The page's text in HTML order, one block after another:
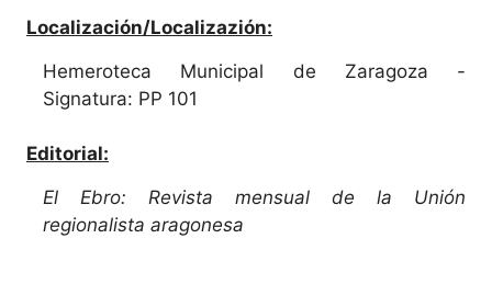
Localización/Localizazión:
Hemeroteca Municipal de Zaragoza -
Signatura: PP 101
Editorial:
El Ebro: Revista mensual de la Unión
regionalista aragonesa